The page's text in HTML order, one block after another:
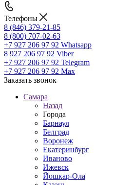
Телефоны
8 (846) 379-21-85
8 (800) 707-02-63
+7 927 206 97 92 Whatsapp
8 927 206 97 92 Viber
+7 927 206 97 92 Telegram
+7 927 206 97 92 Max
Заказать звонок
Самара
Назад
Города
Барнаул
Белград
Воронеж
Екатеринбург
Иваново
Ижевск
Йошкар-Ола